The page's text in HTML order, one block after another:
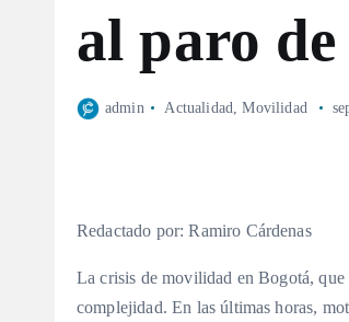
al paro
admin Actualidad,Movilidad
Redactado por: Ramiro Cárdenas
La crisis de movilidad en Bogotá, que
complejidad. En las últimas horas,